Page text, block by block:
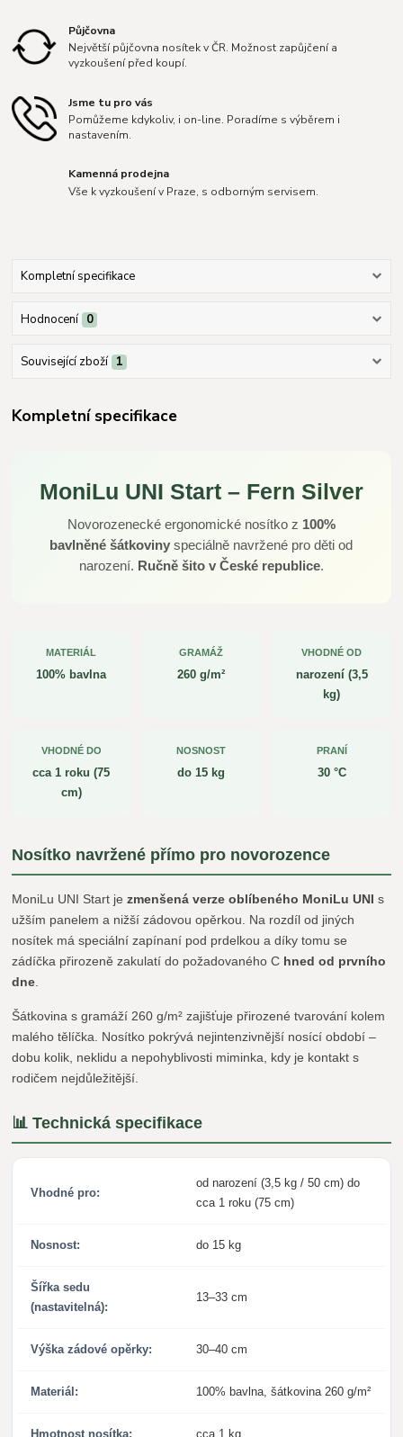
Půjčovna
Největší půjčovna nosítek v ČR. Možnost zapůjčení a
vyzkoušení před koupí.
Jsme tu pro vás
Pomůžeme kdykoliv, i on-line. Poradíme s výběrem i
nastavením.
Kamenná prodejna
Vše k vyzkoušení v Praze, s odborným servisem.
Kompletní specifikace
Hodnocení 0
Související zboží 1
Kompletní specifikace
MoniLu UNI Start – Fern Silver
Novorozenecké ergonomické nosítko z 100%
bavlněné šátkoviny speciálně navržené pro děti od
narození. Ručně šito v České republice.
MATERIÁL
100% bavlna
GRAMÁŽ
260 g/m²
VHODNÉ OD
narození (3,5
kg)
VHODNÉ DO
cca 1 roku (75
cm)
NOSNOST
do 15 kg
PRANÍ
30 °C
Nosítko navržené přímo pro novorozence
MoniLu UNI Start jezmenšená verze oblíbeného MoniLu UNI s
užším panelem a nižší zádovou opěrkou. Na rozdíl od jiných
nosítek má speciální zapínaní pod prdelkou a díky tomu se
zádíčka přirozeně zakulatí do požadovaného C hned od prvního
dne.
Šátkovina s gramáží 260 g/m² zajišťuje přirozené tvarování kolem
malého tělíčka. Nosítko pokrývá nejintenzivnější nosící období –
dobu kolik, neklidu a nepohyblivosti miminka, kdy je kontakt s
rodičem nejdůležitější.
📊 Technická specifikace
Vhodné pro:
od narození (3,5 kg / 50 cm) do
cca 1 roku (75 cm)
Nosnost: do 15 kg
Šířka sedu
(nastavitelná):
13–33 cm
Výška zádové opěrky: 30–40 cm
Materiál: 100% bavlna, šátkovina 260 g/m²
Hmotnost nosítka: cca 1 kg